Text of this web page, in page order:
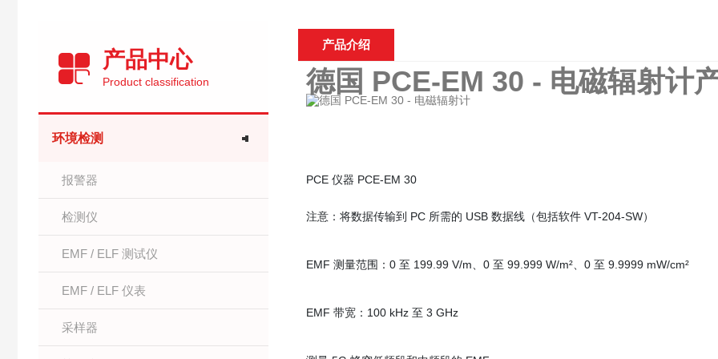
产品中心
Product classification
环境检测
报警器
检测仪
EMF / ELF 测试仪
EMF / ELF 仪表
采样器
产品介绍
德国 PCE-EM 30 - 电磁辐射计
PCE 仪器 PCE-EM 30
注意：将数据传输到 PC 所需的 USB 数据线（包括软件 VT-204-SW）
EMF 测量范围：0 至 199.99 V/m、0 至 99.999 W/m²、0 至 9.9999 mW/cm²
EMF 带宽：100 kHz 至 3 GHz